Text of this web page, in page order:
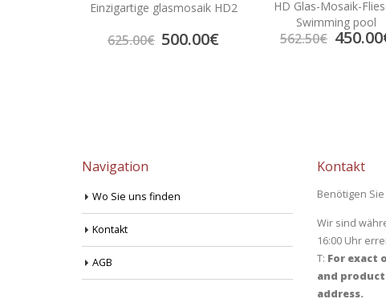
Einzigartige glasmosaik HD2
625.00€ 500.00€
HD Glas-Mosaik-
Swimming pool
562.50€ 450.00
Navigation
Wo Sie uns finden
Kontakt
AGB
Kontakt
Benötigen Sie
Wir sind
16:00 Uhr
T: For exact
and
address.